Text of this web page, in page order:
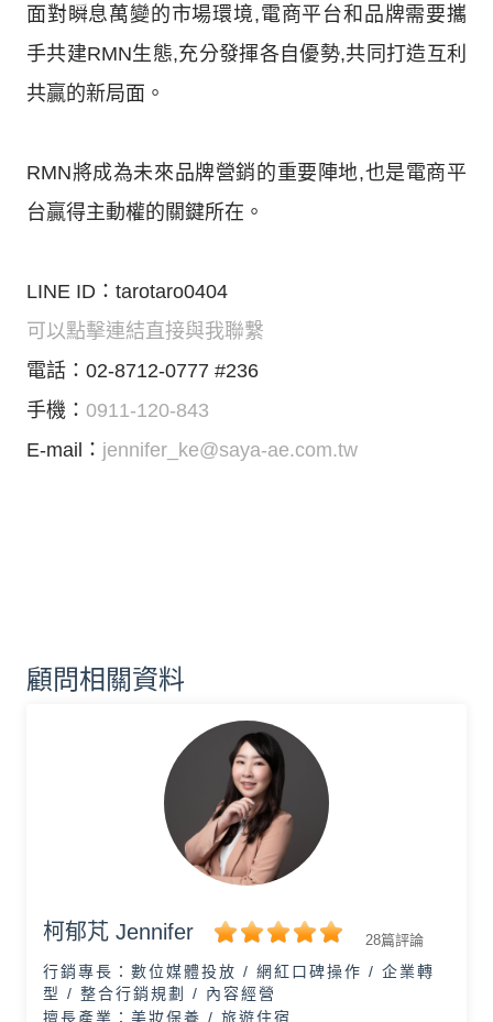
面對瞬息萬變的市場環境,電商平台和品牌需要攜
手共建RMN生態,充分發揮各自優勢,共同打造互利
共贏的新局面。
RMN將成為未來品牌營銷的重要陣地,也是電商平
台贏得主動權的關鍵所在。
LINE ID：tarotaro0404
可以點擊連結直接與我聯繫
電話：02-8712-0777 #236
手機： 0911-120-843
E-mail： jennifer_ke@saya-ae.com.tw
顧問相關資料
柯郁芃 Jennifer 28篇評論
行銷專長： 數位媒體投放 / 網紅口碑操作 / 企業轉
型 / 整合行銷規劃 / 內容經營
擅長產業： 美妝保養 / 旅遊住宿